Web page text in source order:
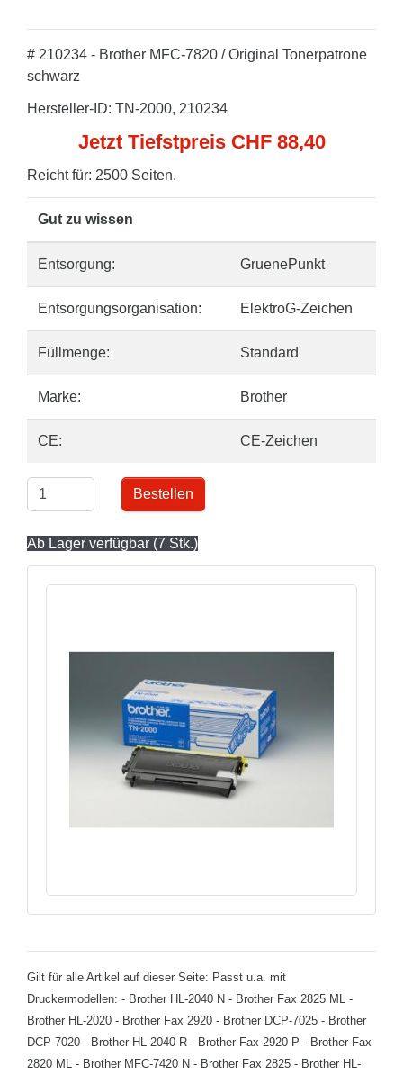
# 210234 - Brother MFC-7820 / Original Tonerpatrone
schwarz
Hersteller-ID: TN-2000, 210234
Jetzt Tiefstpreis CHF 88,40
Reicht für: 2500 Seiten.
Gut zu wissen
Entsorgung: GruenePunkt
Entsorgungsorganisation: ElektroG-Zeichen
Füllmenge: Standard
Marke: Brother
CE: CE-Zeichen
Bestellen
Ab Lager verfügbar (7 Stk.)
Gilt für alle Artikel auf dieser Seite: Passt u.a. mit
Druckermodellen: - Brother HL-2040 N - Brother Fax 2825 ML -
Brother HL-2020 - Brother Fax 2920 - Brother DCP-7025 - Brother
DCP-7020 - Brother HL-2040 R - Brother Fax 2920 P - Brother Fax
2820 ML - Brother MFC-7420 N - Brother Fax 2825 - Brother HL-